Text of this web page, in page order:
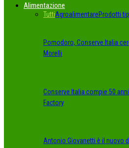
Alimentazione
TuttiAgroalimentareProdotti
Pomodoro, Conserve Italia
Morelli
Conserve Italia compie 50
Factory
Antonio Giovanetti è il nuovo